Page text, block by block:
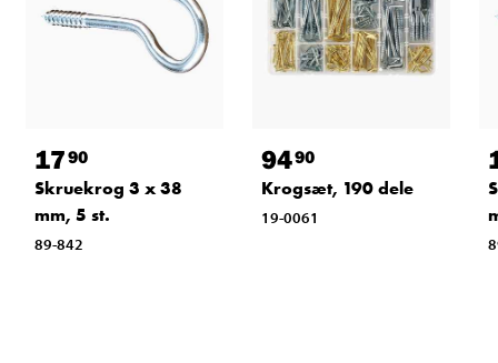
1790
Skruekrog 3 x 38
mm, 5 st.
89-842
9490
Krogsæt, 190 dele
19-0061